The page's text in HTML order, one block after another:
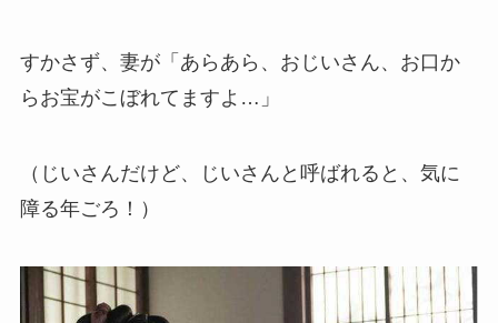
すかさず、妻が「あらあら、おじいさん、お口か
らお宝がこぼれてますよ…」
（じいさんだけど、じいさんと呼ばれると、気に
障る年ごろ！）